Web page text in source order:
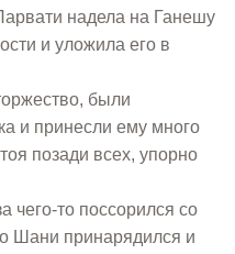
надела на Ганешу
и уложила его в
были
и принесли ему много
позади всех, упорно
чего-то поссорился со
Шани принарядился и